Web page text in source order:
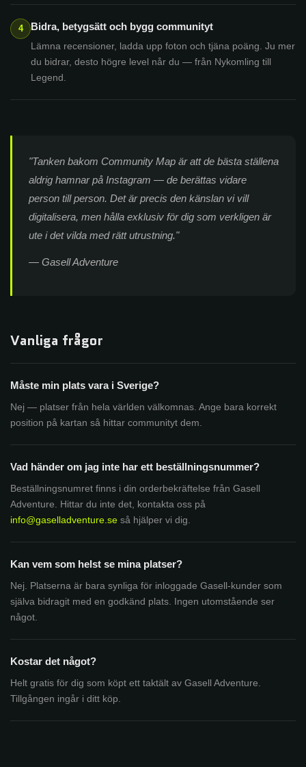
4 Bidra, betygsätt och bygg communityt
Lämna recensioner, ladda upp foton och tjäna poäng. Ju mer
du bidrar, desto högre level når du — från Nykomling till
Legend.
"Tanken bakom Community Map är att de bästa ställena
aldrig hamnar på Instagram — de berättas vidare
person till person. Det är precis den känslan vi vill
digitalisera, men hålla exklusiv för dig som verkligen är
ute i det vilda med rätt utrustning."
— Gasell Adventure
Vanliga frågor
Måste min plats vara i Sverige?
Nej — platser från hela världen välkomnas. Ange bara korrekt
position på kartan så hittar communityt dem.
Vad händer om jag inte har ett beställningsnummer?
Beställningsnumret finns i din orderbekräftelse från Gasell
Adventure. Hittar du inte det, kontakta oss på
info@gaselladventure.se så hjälper vi dig.
Kan vem som helst se mina platser?
Nej. Platserna är bara synliga för inloggade Gasell-kunder som
själva bidragit med en godkänd plats. Ingen utomstående ser
något.
Kostar det något?
Helt gratis för dig som köpt ett taktält av Gasell Adventure.
Tillgången ingår i ditt köp.